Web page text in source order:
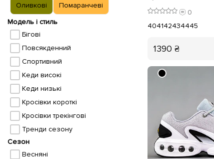
Оливкові
Помаранчеві
Модель і стиль
Бігові
Повсякденний
Спортивний
Кеди високі
Кеди низькі
Кросівки короткі
Кросівки трекінгові
Тренди сезону
Сезон
Весняні
0
404142434445
1390 ₴